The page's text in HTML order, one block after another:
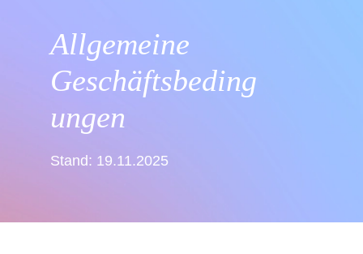
Allgemeine
Geschäftsbeding
ungen
Stand: 19.11.2025